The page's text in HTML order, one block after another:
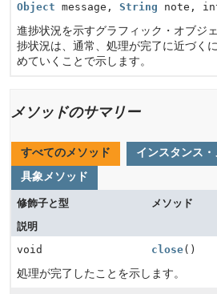
Object message, String note,
進捗状況を示すグラフィック・オブジ
捗状況は、通常、処理が完了に近づく
めていくことで示します。
メソッドのサマリー
すべてのメソッド
インスタンス
具象メソッド
修飾子と型
メソッド
説明
void
close()
処理が完了したことを示します。